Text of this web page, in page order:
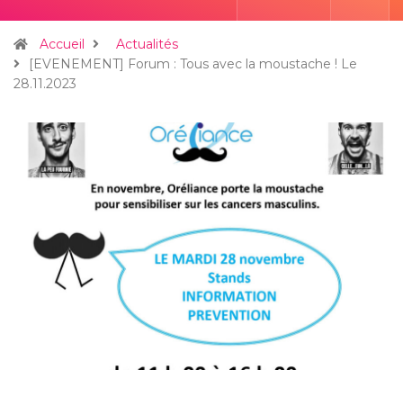
Accueil
Actualités
[EVENEMENT] Forum : Tous avec la moustache ! Le
28.11.2023